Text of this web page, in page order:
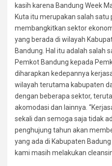
kasih karena Bandung Week
Kuta itu merupakan salah satu
membangkitkan sektor
yang berada di wilayah
Bandung. Hal itu adalah salah
Pemkot Bandung kepada
diharapkan kedepannya
wilayah terutama kabupaten
dengan beberapa sektor,
akomodasi dan lainnya.
sekali dan semoga saja tidak
penghujung tahun akan
yang ada di Kabupaten
kami masih melakukan